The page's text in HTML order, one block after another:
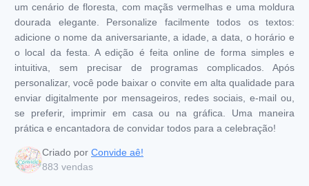
um cenário de floresta, com maçãs vermelhas e uma moldura
dourada elegante. Personalize facilmente todos os textos:
adicione o nome da aniversariante, a idade, a data, o horário e
o local da festa. A edição é feita online de forma simples e
intuitiva, sem precisar de programas complicados. Após
personalizar, você pode baixar o convite em alta qualidade para
enviar digitalmente por mensageiros, redes sociais, e-mail ou,
se preferir, imprimir em casa ou na gráfica. Uma maneira
prática e encantadora de convidar todos para a celebração!
Criado por Convide aê!
883 vendas